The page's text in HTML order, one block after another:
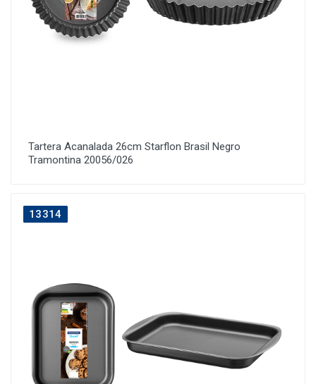
Tartera Acanalada 26cm Starflon Brasil Negro
Tramontina 20056/026
13314